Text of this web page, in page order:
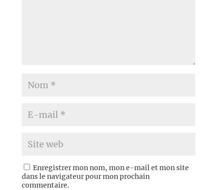
Enregistrer mon nom, mon e-mail et mon site
dans le navigateur pour mon prochain
commentaire.